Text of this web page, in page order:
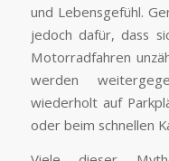
und Lebensgefühl.
jedoch dafür, dass
Motorradfahren
werden
wiederholt auf
oder beim schnellen